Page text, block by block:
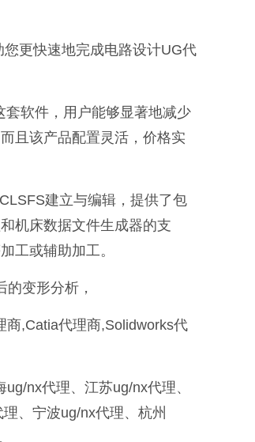
更快速地完成电路设计UG代
软件，用户能够显著地减少
且该产品配置灵活，价格实
建立与编辑，提供了包
机床数据文件生成器的支
工或辅助加工。
变形分析，
商,Catia代理商,Solidworks代
nx代理、江苏ug/nx代理、
、宁波ug/nx代理、杭州